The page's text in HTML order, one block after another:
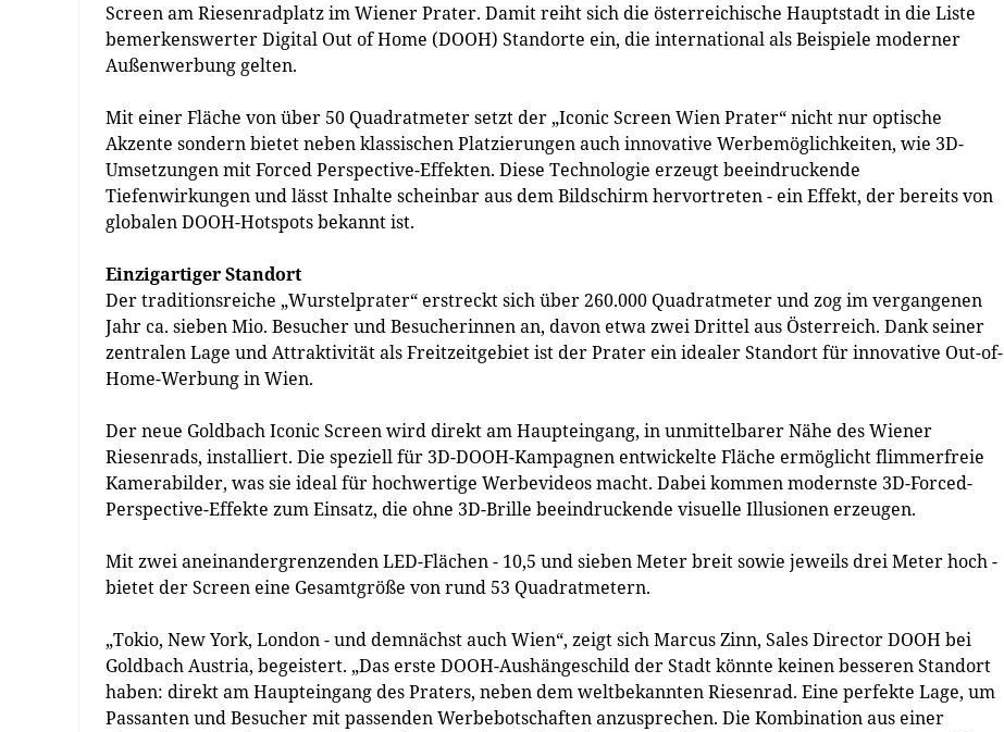
Screen am Riesenradplatz im Wiener Prater. Damit reiht sich die österreichische Hauptstadt in die Liste
bemerkenswerter Digital Out of Home (DOOH) Standorte ein, die international als Beispiele moderner
Außenwerbung gelten.
Mit einer Fläche von über 50 Quadratmeter setzt der „Iconic Screen Wien Prater“ nicht nur optische
Akzente sondern bietet neben klassischen Platzierungen auch innovative Werbemöglichkeiten, wie 3D-
Umsetzungen mit Forced Perspective-Effekten. Diese Technologie erzeugt beeindruckende
Tiefenwirkungen und lässt Inhalte scheinbar aus dem Bildschirm hervortreten - ein Effekt, der bereits von
globalen DOOH-Hotspots bekannt ist.
Einzigartiger Standort
Der traditionsreiche „Wurstelprater“ erstreckt sich über 260.000 Quadratmeter und zog im vergangenen
Jahr ca. sieben Mio. Besucher und Besucherinnen an, davon etwa zwei Drittel aus Österreich. Dank seiner
zentralen Lage und Attraktivität als Freitzeitgebiet ist der Prater ein idealer Standort für innovative Out-of-
Home-Werbung in Wien.
Der neue Goldbach Iconic Screen wird direkt am Haupteingang, in unmittelbarer Nähe des Wiener
Riesenrads, installiert. Die speziell für 3D-DOOH-Kampagnen entwickelte Fläche ermöglicht flimmerfreie
Kamerabilder, was sie ideal für hochwertige Werbevideos macht. Dabei kommen modernste 3D-Forced-
Perspective-Effekte zum Einsatz, die ohne 3D-Brille beeindruckende visuelle Illusionen erzeugen.
Mit zwei aneinandergrenzenden LED-Flächen - 10,5 und sieben Meter breit sowie jeweils drei Meter hoch -
bietet der Screen eine Gesamtgröße von rund 53 Quadratmetern.
„Tokio, New York, London - und demnächst auch Wien“, zeigt sich Marcus Zinn, Sales Director DOOH bei
Goldbach Austria, begeistert. „Das erste DOOH-Aushängeschild der Stadt könnte keinen besseren Standort
haben: direkt am Haupteingang des Praters, neben dem weltbekannten Riesenrad. Eine perfekte Lage, um
Passanten und Besucher mit passenden Werbebotschaften anzusprechen. Die Kombination aus einer